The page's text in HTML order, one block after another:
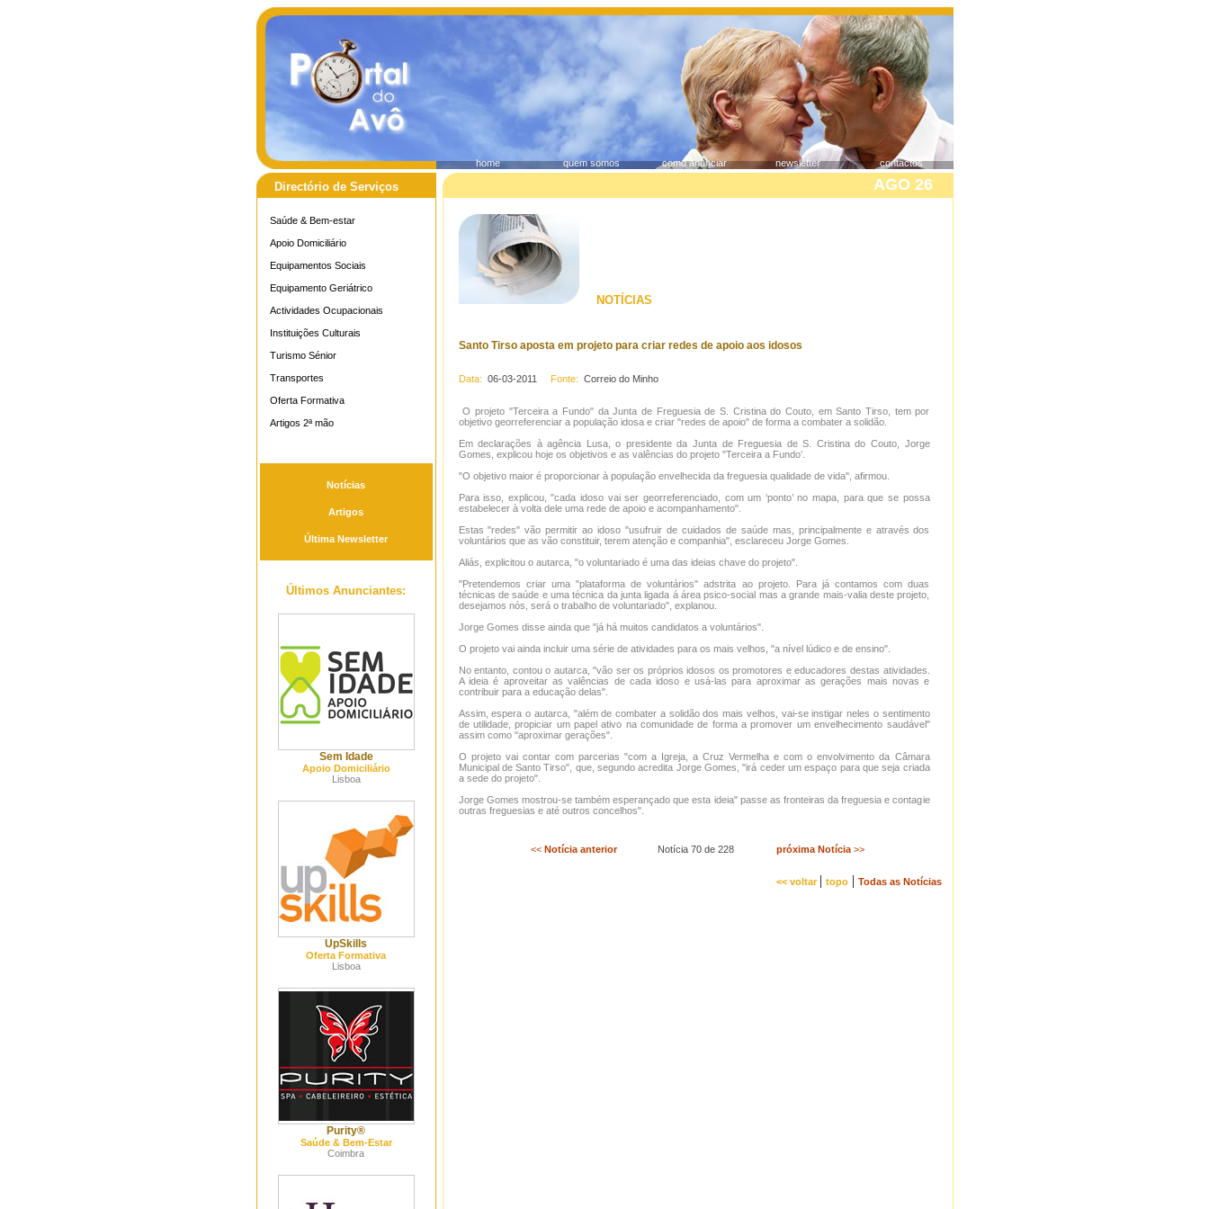
home quem somos como anunciar newsletter contactos
Directório de Serviços AGO 26
Saúde & Bem-estar
Apoio Domiciliário
Equipamentos Sociais
Equipamento Geriátrico
Actividades Ocupacionais
Instituições Culturais
Turismo Sénior
Transportes
Oferta Formativa
Artigos 2ª mão
Notícias
Artigos
Última Newsletter
Últimos Anunciantes:
Sem Idade
Apoio Domiciliário
Lisboa
UpSkills
Oferta Formativa
Lisboa
Purity®
Saúde & Bem-Estar
Coimbra
NOTÍCIAS
Santo Tirso aposta em projeto para criar redes de apoio aos idosos
Data: 06-03-2011 Fonte: Correio do Minho
O projeto "Terceira a Fundo" da Junta de Freguesia de S. Cristina do Couto, em Santo Tirso, tem por
objetivo georreferenciar a população idosa e criar "redes de apoio" de forma a combater a solidão.
Em declarações à agência Lusa, o presidente da Junta de Freguesia de S. Cristina do Couto, Jorge
Gomes, explicou hoje os objetivos e as valências do projeto "Terceira a Fundo’.
"O objetivo maior é proporcionar à população envelhecida da freguesia qualidade de vida", afirmou.
Para isso, explicou, "cada idoso vai ser georreferenciado, com um ‘ponto’ no mapa, para que se possa
estabelecer à volta dele uma rede de apoio e acompanhamento".
Estas "redes" vão permitir ao idoso "usufruir de cuidados de saúde mas, principalmente e através dos
voluntários que as vão constituir, terem atenção e companhia", esclareceu Jorge Gomes.
Aliás, explicitou o autarca, "o voluntariado é uma das ideias chave do projeto".
"Pretendemos criar uma "plataforma de voluntários" adstrita ao projeto. Para já contamos com duas
técnicas de saúde e uma técnica da junta ligada á área psico-social mas a grande mais-valia deste projeto,
desejamos nós, será o trabalho de voluntariado", explanou.
Jorge Gomes disse ainda que "já há muitos candidatos a voluntários".
O projeto vai ainda incluir uma série de atividades para os mais velhos, "a nível lúdico e de ensino".
No entanto, contou o autarca, "vão ser os próprios idosos os promotores e educadores destas atividades.
A ideia é aproveitar as valências de cada idoso e usá-las para aproximar as gerações mais novas e
contribuir para a educação delas".
Assim, espera o autarca, "além de combater a solidão dos mais velhos, vai-se instigar neles o sentimento
de utilidade, propiciar um papel ativo na comunidade de forma a promover um envelhecimento saudável"
assim como "aproximar gerações".
O projeto vai contar com parcerias "com a Igreja, a Cruz Vermelha e com o envolvimento da Câmara
Municipal de Santo Tirso", que, segundo acredita Jorge Gomes, "irá ceder um espaço para que seja criada
a sede do projeto".
Jorge Gomes mostrou-se também esperançado que esta ideia" passe as fronteiras da freguesia e contagie
outras freguesias e até outros concelhos".
<< Notícia anteriorNotícia 70 de 228 próxima Notícia >>
<< voltar | topo| Todas as Notícias